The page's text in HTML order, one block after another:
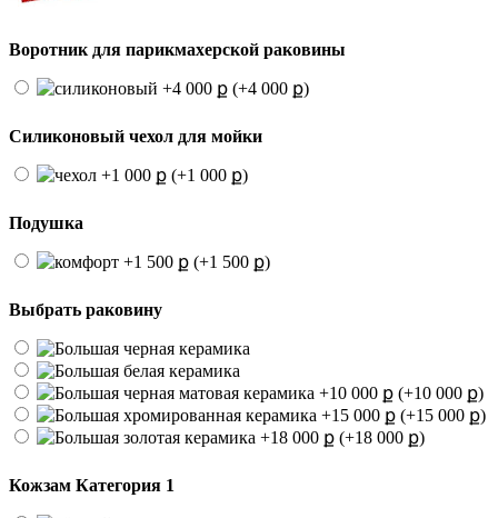
Воротник для парикмахерской раковины
(+4 000 ք)
Силиконовый чехол для мойки
(+1 000 ք)
Подушка
(+1 500 ք)
Выбрать раковину
(+10 000 ք)
(+15 000 ք)
(+18 000 ք)
Кожзам Категория 1